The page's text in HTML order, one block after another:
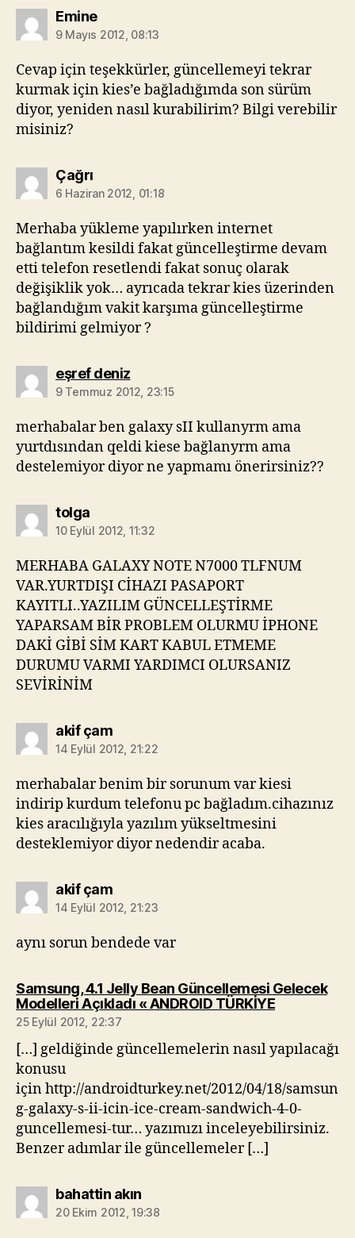
Eminediyorki:
9 Mayıs 2012, 08:13
Cevap için teşekkürler, güncellemeyi tekrar
kurmak için kies’e bağladığımda son sürüm
diyor, yeniden nasıl kurabilirim? Bilgi verebilir
misiniz?
Çağrıdiyorki:
6 Haziran 2012, 01:18
Merhaba yükleme yapılırken internet
bağlantım kesildi fakat güncelleştirme devam
etti telefon resetlendi fakat sonuç olarak
değişiklik yok… ayrıcada tekrar kies üzerinden
bağlandığım vakit karşıma güncelleştirme
bildirimi gelmiyor ?
eşref denizdiyorki:
9 Temmuz 2012, 23:15
merhabalar ben galaxy sII kullanyrm ama
yurtdısından qeldi kiese bağlanyrm ama
destelemiyor diyor ne yapmamı önerirsiniz??
tolgadiyorki:
10 Eylül 2012, 11:32
MERHABA GALAXY NOTE N7000 TLFNUM
VAR.YURTDIŞI CİHAZI PASAPORT
KAYITLI..YAZILIM GÜNCELLEŞTİRME
YAPARSAM BİR PROBLEM OLURMU İPHONE
DAKİ GİBİ SİM KART KABUL ETMEME
DURUMU VARMI YARDIMCI OLURSANIZ
SEVİRİNİM
akif çamdiyorki:
14 Eylül 2012, 21:22
merhabalar benim bir sorunum var kiesi
indirip kurdum telefonu pc bağladım.cihazınız
kies aracılığıyla yazılım yükseltmesini
desteklemiyor diyor nedendir acaba.
akif çamdiyorki:
14 Eylül 2012, 21:23
aynı sorun bendede var
Samsung, 4.1 Jelly Bean Güncellemesi Gelecek
Modelleri Açıkladı « ANDROID TÜRKİYEdiyorki:
25 Eylül 2012, 22:37
[…] geldiğinde güncellemelerin nasıl yapılacağı
konusu
için http://androidturkey.net/2012/04/18/samsun
g-galaxy-s-ii-icin-ice-cream-sandwich-4-0-
guncellemesi-tur… yazımızı inceleyebilirsiniz.
Benzer adımlar ile güncellemeler […]
bahattin akındiyorki:
20 Ekim 2012, 19:38